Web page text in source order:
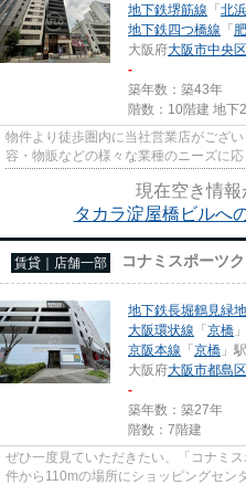
地下鉄堺筋線 「北浜
地下鉄四つ橋線 「
大阪府大阪市中央区
-
築年数：築43年
階数：10階建 地下
物件より徒歩圏内に当社営業店がござ
容・物販などの様々な業種のニーズに
尚、弊社ではおとり広告は一切...
現在空き情報
タカラ淀屋橋ビルへ
賃貸｜店舗一部 コナミスポーツ
地下鉄長堀鶴見緑地
大阪環状線 「京橋
京阪本線 「京橋 」
大阪府大阪市都島区
-
築年数：築27年
階数：7階建
ぜひ一度見ていただきたい、「コナミ
件から110mの場所にショッピングセン